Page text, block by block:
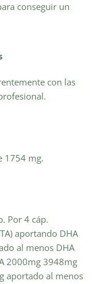
conseguir un
con las
1754 mg.
Por 4 cáp.
aportando DHA
al menos DHA
2000mg 3948mg
aportado al menos